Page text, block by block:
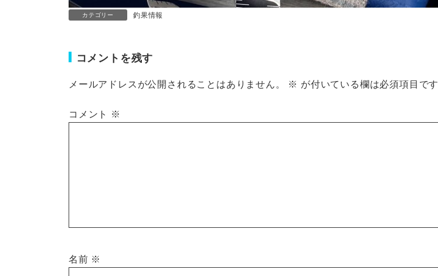
カテゴリー 釣果情報
コメントを残す
メールアドレスが公開されることはありません。 ※ が付いている欄は必須項目です
コメント ※
名前 ※